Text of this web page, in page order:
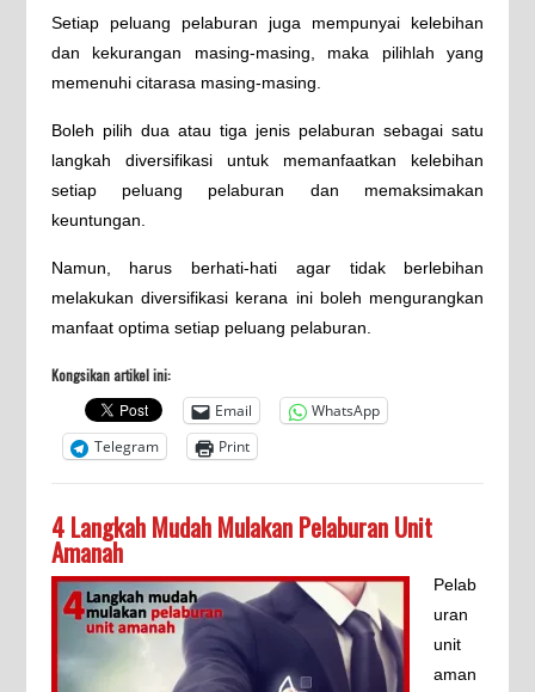
Setiap peluang pelaburan juga mempunyai kelebihan
dan kekurangan masing-masing, maka pilihlah yang
memenuhi citarasa masing-masing.
Boleh pilih dua atau tiga jenis pelaburan sebagai satu
langkah diversifikasi untuk memanfaatkan kelebihan
setiap peluang pelaburan dan memaksimakan
keuntungan.
Namun, harus berhati-hati agar tidak berlebihan
melakukan diversifikasi kerana ini boleh mengurangkan
manfaat optima setiap peluang pelaburan.
Kongsikan artikel ini:
Email
WhatsApp
Telegram
Print
4 Langkah Mudah Mulakan Pelaburan Unit
Amanah
Pelab
uran
unit
aman